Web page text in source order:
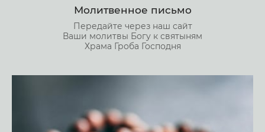
Молитвенное письмо
Передайте через наш сайт
Ваши молитвы Богу к святыням
Храма Гроба Господня